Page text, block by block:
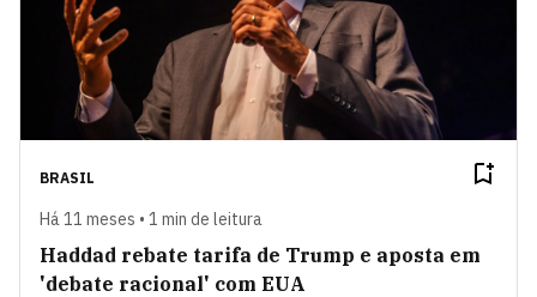
BRASIL
Há 11 meses • 1 min de leitura
Haddad rebate tarifa de Trump e aposta em
'debate racional' com EUA